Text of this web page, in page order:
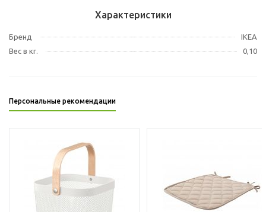
Характеристики
Бренд
IKEA
Вес в кг.
0,10
Персональные рекомендации